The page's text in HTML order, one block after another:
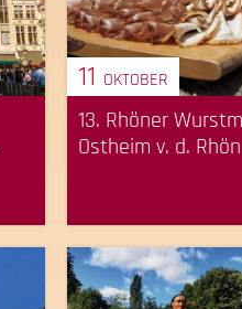
11 OKTOBER
13. Rhöner
Ostheim v. d. Rhön